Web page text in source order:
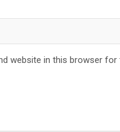
website in this browser